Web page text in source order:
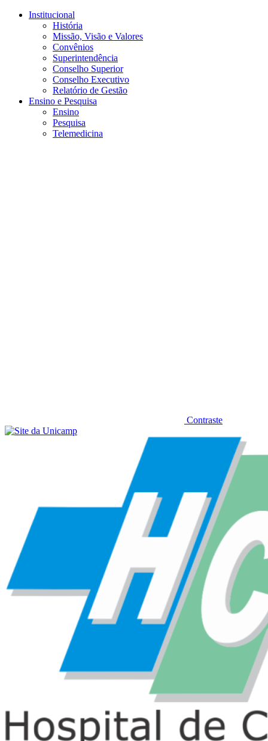
Conteúdo principal
Institucional
História
Missão, Visão e Valores
Convênios
Superintendência
Conselho Superior
Conselho Executivo
Relatório de Gestão
Ensino e Pesquisa
Ensino
Pesquisa
Telemedicina
Contraste